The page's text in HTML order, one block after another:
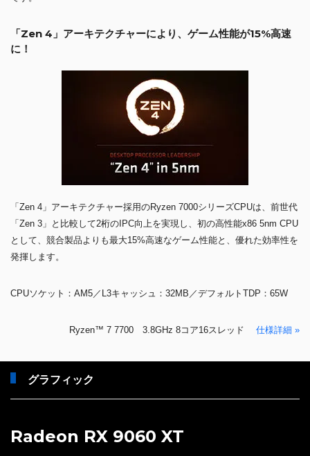
「Zen 4」アーキテクチャーにより、ゲーム性能が15%高速
に！
「Zen 4」アーキテクチャー採用のRyzen 7000シリーズCPUは、前世代
「Zen 3」と比較して2桁のIPC向上を実現し、初の高性能x86 5nm CPU
として、競合製品よりも最大15%高速なゲーム性能と、優れた効率性を
発揮します。
CPUソケット：AM5／L3キャッシュ：32MB／デフォルトTDP：65W
Ryzen™ 7 7700 3.8GHz 8コア16スレッド 仕様詳細 »
グラフィック
Radeon RX 9060 XT